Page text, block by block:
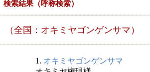
検索結果（呼称検索）
（全国：オキミヤゴンゲンサマ）
1. オキミヤゴンゲンサマ